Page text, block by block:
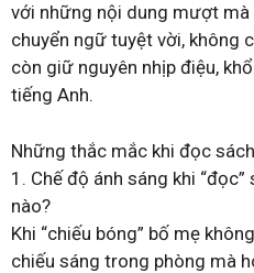
với những nội dung mượt mà
chuyển ngữ tuyệt vời, không
còn giữ nguyên nhịp điệu,
tiếng Anh.
Những thắc mắc khi đọc
1. Chế độ ánh sáng khi
nào?
Khi “chiếu bóng” bố mẹ
chiếu sáng trong phòng mà